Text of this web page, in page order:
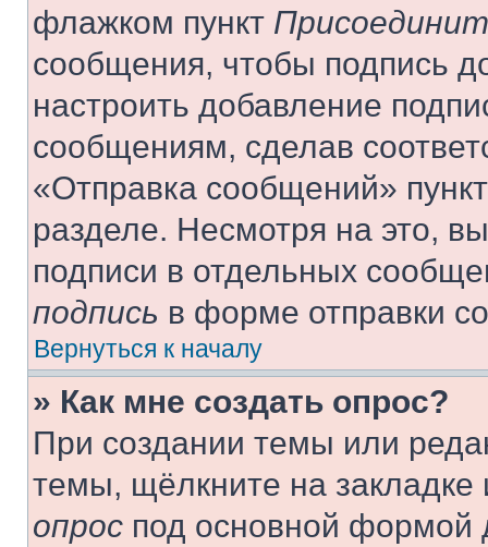
флажком пункт
сообщения, чтобы подпись
настроить добавление
сообщениям, сделав
«Отправка сообщений»
разделе. Несмотря на это,
подписи в отдельных
подпись в форме отправки
Вернуться к началу
» Как мне создать опрос?
При создании темы или
темы, щёлкните на
опрос под основной формой